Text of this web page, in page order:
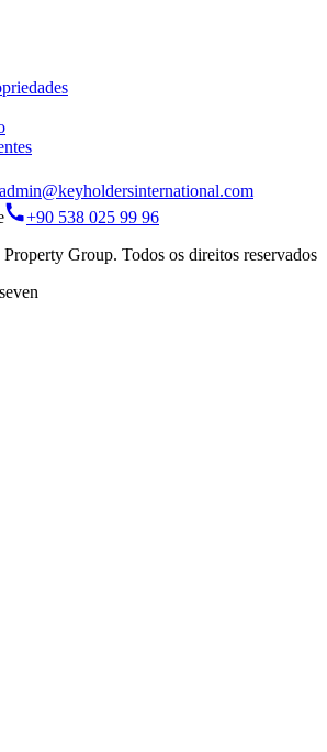
admin@keyholdersinternational.com
+90 538 025 99 96
Group. Todos os direitos reservados